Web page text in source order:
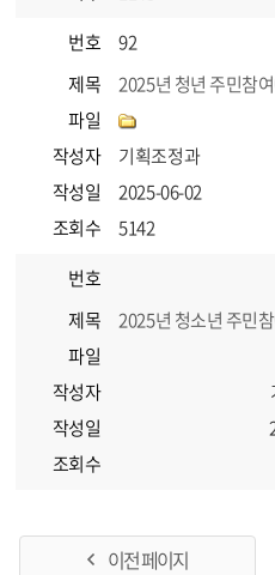
번호
92
제목
2025년 청년 주민참
파일
작성자
기획조정과
작성일
2025-06-02
조회수
5142
번호
제목
2025년 청소년 주민
파일
작성자
작성일
조회수
이전 페이지